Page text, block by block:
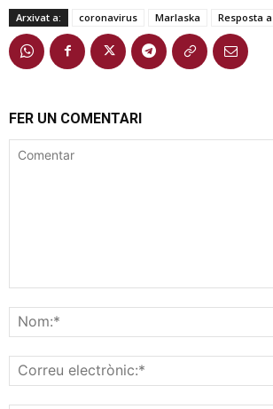
Arxivat a: coronavirus Marlaska Resposta
FER UN COMENTARI